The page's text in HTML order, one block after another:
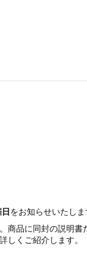
をお知らせいたしま
品に同封の説明書
しくご紹介します。